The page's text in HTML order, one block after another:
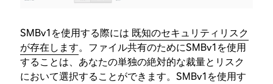
SMBv1を使用する際には 既知のセキュリティリスク
が存在します。ファイル共有のためにSMBv1を使用
することは、あなたの単独の絶対的な裁量とリスク
において選択することができます。SMBv1を使用す